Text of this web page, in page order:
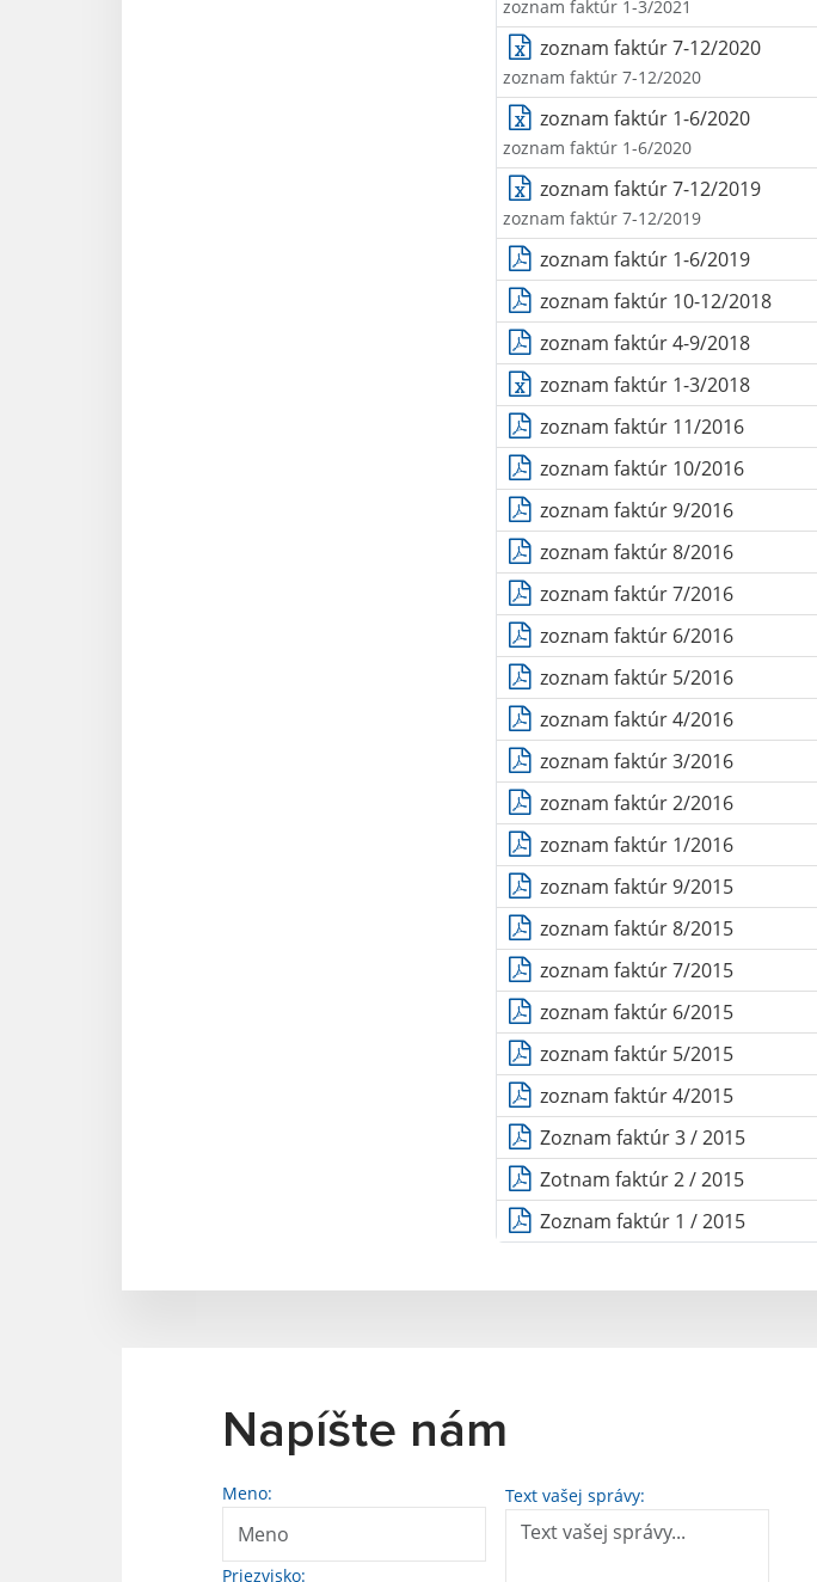
zoznam faktúr 1-3/2021
zoznam faktúr 7-12/2020
zoznam faktúr 7-12/2020
zoznam faktúr 1-6/2020
zoznam faktúr 1-6/2020
zoznam faktúr 7-12/2019
zoznam faktúr 7-12/2019
zoznam faktúr 1-6/2019
zoznam faktúr 10-12/2018
zoznam faktúr 4-9/2018
zoznam faktúr 1-3/2018
zoznam faktúr 11/2016
zoznam faktúr 10/2016
zoznam faktúr 9/2016
zoznam faktúr 8/2016
zoznam faktúr 7/2016
zoznam faktúr 6/2016
zoznam faktúr 5/2016
zoznam faktúr 4/2016
zoznam faktúr 3/2016
zoznam faktúr 2/2016
zoznam faktúr 1/2016
zoznam faktúr 9/2015
zoznam faktúr 8/2015
zoznam faktúr 7/2015
zoznam faktúr 6/2015
zoznam faktúr 5/2015
zoznam faktúr 4/2015
Zoznam faktúr 3 / 2015
Zotnam faktúr 2 / 2015
Zoznam faktúr 1 / 2015
Napíšte nám
Meno:
Priezvisko:
Text vašej správy: